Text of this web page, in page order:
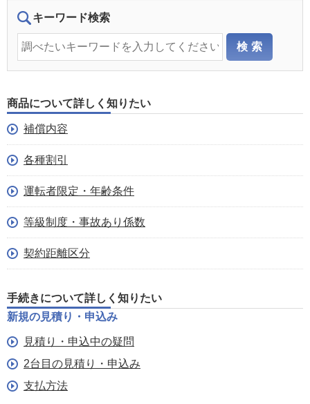
キーワード検索
商品について詳しく知りたい
補償内容
各種割引
運転者限定・年齢条件
等級制度・事故あり係数
契約距離区分
手続きについて詳しく知りたい
新規の見積り・申込み
見積り・申込中の疑問
2台目の見積り・申込み
支払方法